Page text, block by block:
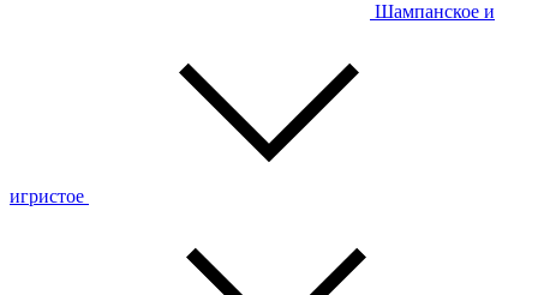
Шампанское и
игристое